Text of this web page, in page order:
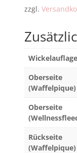
zzgl.
Oberseite
(Waffelpique)
Oberseite
Rückseite
(Waffelpique)